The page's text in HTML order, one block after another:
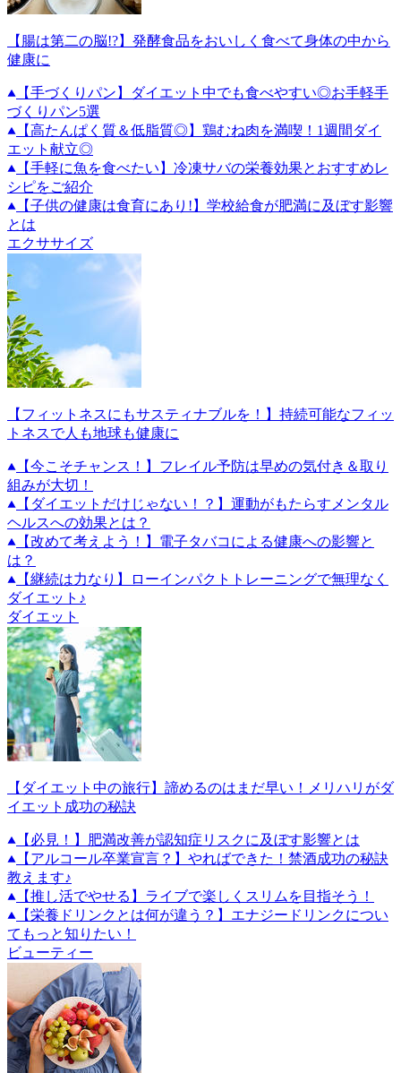
【腸は第二の脳!?】発酵食品をおいしく食べて身体の中から
健康に
【手づくりパン】ダイエット中でも食べやすい◎お手軽手
づくりパン5選
【高たんぱく質＆低脂質◎】鶏むね肉を満喫！1週間ダイ
エット献立◎
【手軽に魚を食べたい】冷凍サバの栄養効果とおすすめレ
シピをご紹介
【子供の健康は食育にあり!】学校給食が肥満に及ぼす影響
とは
エクササイズ
【フィットネスにもサスティナブルを！】持続可能なフィッ
トネスで人も地球も健康に
【今こそチャンス！】フレイル予防は早めの気付き＆取り
組みが大切！
【ダイエットだけじゃない！？】運動がもたらすメンタル
ヘルスへの効果とは？
【改めて考えよう！】電子タバコによる健康への影響と
は？
【継続は力なり】ローインパクトトレーニングで無理なく
ダイエット♪
ダイエット
【ダイエット中の旅行】諦めるのはまだ早い！メリハリがダ
イエット成功の秘訣
【必見！】肥満改善が認知症リスクに及ぼす影響とは
【アルコール卒業宣言？】やればできた！禁酒成功の秘訣
教えます♪
【推し活でやせる】ライブで楽しくスリムを目指そう！
【栄養ドリンクとは何が違う？】エナジードリンクについ
てもっと知りたい！
ビューティー